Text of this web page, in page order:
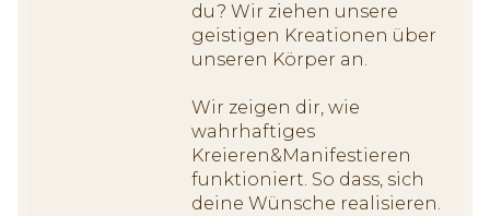
du? Wir ziehen unsere
geistigen Kreationen über
unseren Körper an.
Wir zeigen dir, wie
wahrhaftiges
Kreieren&Manifestieren
funktioniert. So dass, sich
deine Wünsche realisieren.